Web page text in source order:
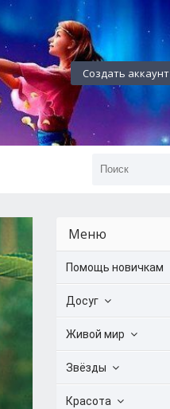
Создать аккаунт
Меню
Помощь новичкам
Досуг
Живой мир
Звёзды
Красота